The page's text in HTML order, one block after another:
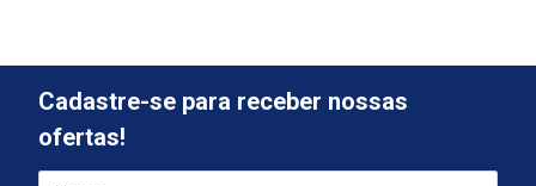
Cadastre-se para receber nossas
ofertas!